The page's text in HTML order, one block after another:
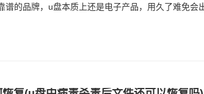
的品牌，u盘本质上还是电子产品，用久了难免会